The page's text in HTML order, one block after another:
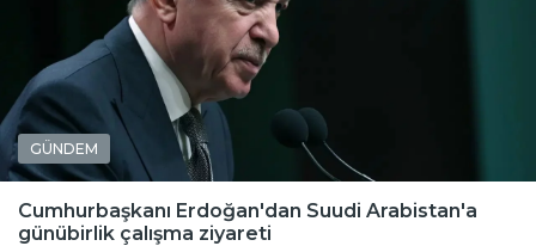
GÜNDEM
Cumhurbaşkanı Erdoğan'dan Suudi Arabistan'a
günübirlik çalışma ziyareti